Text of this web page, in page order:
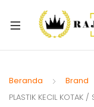
Beranda Brand
PLASTIK KECIL KOTAK